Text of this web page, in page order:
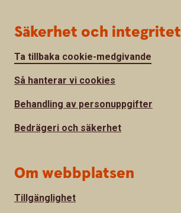
Säkerhet och integritet
Ta tillbaka cookie-medgivande
Så hanterar vi cookies
Behandling av personuppgifter
Bedrägeri och säkerhet
Om webbplatsen
Tillgänglighet